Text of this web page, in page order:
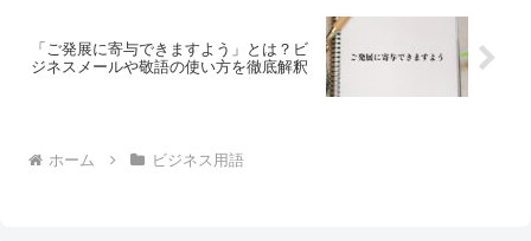
「ご発展に寄与できますよう」とは？ビ
ジネスメールや敬語の使い方を徹底解釈
ホーム ビジネス用語